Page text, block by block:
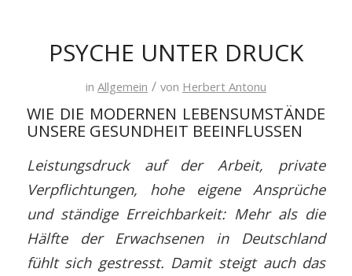
PSYCHE UNTER DRUCK
in Allgemein / von Herbert Antonu
WIE DIE MODERNEN LEBENSUMSTÄNDE
UNSERE GESUNDHEIT BEEINFLUSSEN
Leistungsdruck auf der Arbeit, private
Verpflichtungen, hohe eigene Ansprüche
und ständige Erreichbarkeit: Mehr als die
Hälfte der Erwachsenen in Deutschland
fühlt sich gestresst. Damit steigt auch das